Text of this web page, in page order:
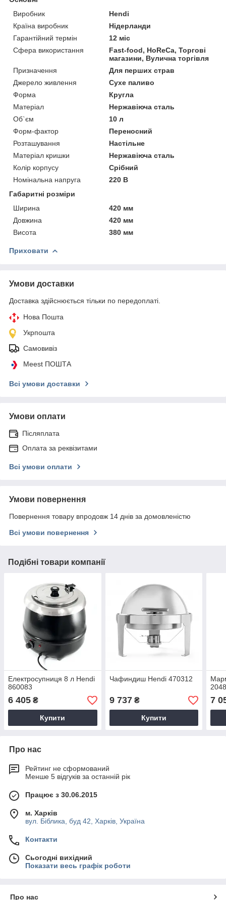
Виробник
Hendi
Країна виробник
Нідерланди
Гарантійний термін
12 міс
Сфера використання
Fast-food, HoReCa, Торгові
магазини, Вулична торгівля
Призначення
Для перших страв
Джерело живлення
Сухе паливо
Форма
Кругла
Матеріал
Нержавіюча сталь
Об`єм
10 л
Форм-фактор
Переносний
Розташування
Настільне
Матеріал кришки
Нержавіюча сталь
Колір корпусу
Срібний
Номінальна напруга
220 В
Габаритні розміри
Ширина
420 мм
Довжина
420 мм
Висота
380 мм
Приховати
Умови доставки
Доставка здійснюється тільки по передоплаті.
Нова Пошта
Укрпошта
Самовивіз
Meest ПОШТА
Всі умови доставки
Умови оплати
Післяплата
Оплата за реквізитами
Всі умови оплати
Умови повернення
Повернення товару впродовж 14 днів за домовленістю
Всі умови повернення
Подібні товари компанії
Електросупниця 8 л Hendi
860083
6 405 ₴
Купити
Чафиндиш Hendi 470312
9 737₴
Купити
7
Про нас
Рейтинг не сформований
Менше 5 відгуків за останній рік
Працює з 30.06.2015
м. Харків
вул. Біблика, буд 42, Харків, Україна
Контакти
Сьогодні вихідний
Показати весь графік роботи
Про нас